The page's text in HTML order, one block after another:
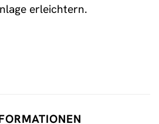
erleichtern.